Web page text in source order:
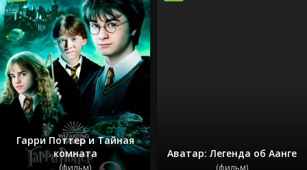
Гарри Поттер и Тайная
комната
(фильм)
Аватар: Легенда об Аанге
(фильм)